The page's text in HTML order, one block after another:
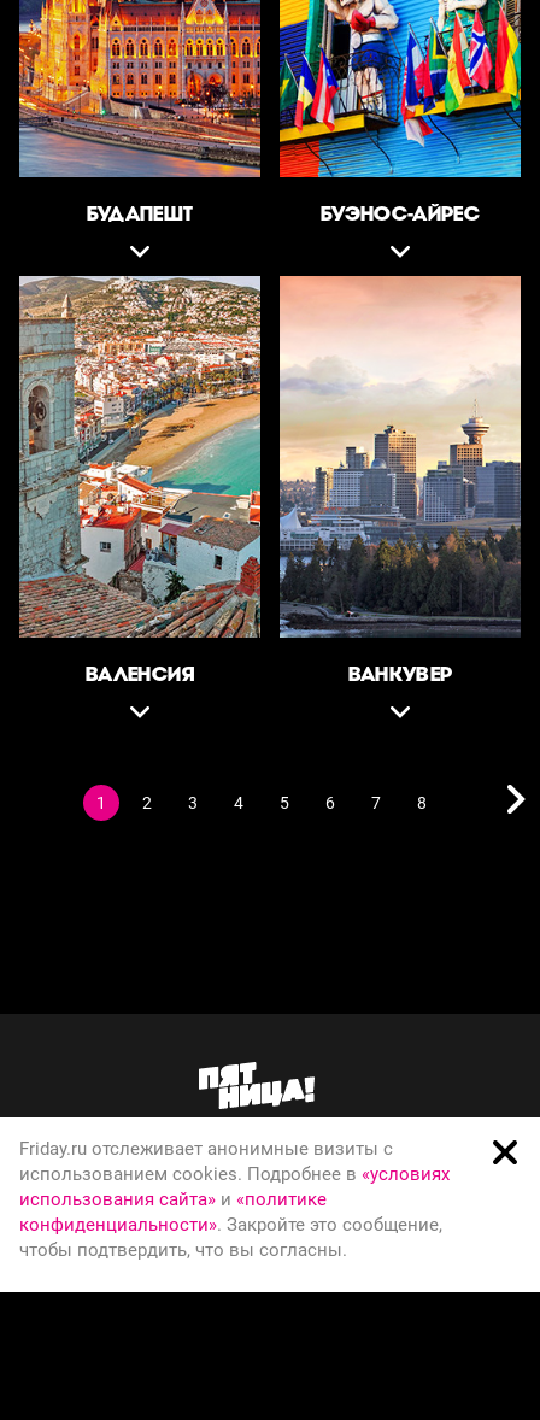
БУДАПЕШТ БУЭНОС-АЙРЕС
ВАЛЕНСИЯ ВАНКУВЕР
1 2 3 4 5 6 7 8
О телеканале
Вакансии
Правовая информация
Friday.ru отслеживает анонимные визиты с
использованием cookies. Подробнее в «условиях
использования сайта» и «политике
конфиденциальности». Закройте это сообщение,
чтобы подтвердить, что вы согласны.